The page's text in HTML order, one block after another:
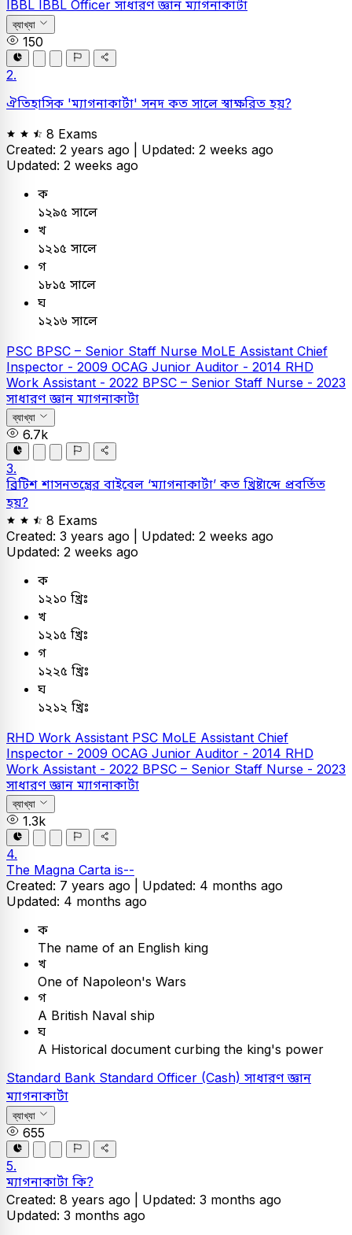
IBBL IBBL Officer সাধারণ জ্ঞান ম্যাগনাকার্টা
ব্যাখ্যা
150
2.
ঐতিহাসিক 'ম্যাগনাকার্টা' সনদ কত সালে স্বাক্ষরিত হয়?
8 Exams
Created: 2 years ago | Updated: 2 weeks ago
Updated: 2 weeks ago
ক
১২৯৫ সালে
খ
১২১৫ সালে
গ
১৮১৫ সালে
ঘ
১২১৬ সালে
PSC BPSC – Senior Staff Nurse MoLE Assistant Chief
Inspector - 2009 OCAG Junior Auditor - 2014 RHD
Work Assistant - 2022 BPSC – Senior Staff Nurse - 2023
সাধারণ জ্ঞান ম্যাগনাকার্টা
ব্যাখ্যা
6.7k
3.
ব্রিটিশ শাসনতন্ত্রের বাইবেল ‘ম্যাগনাকার্টা’ কত খ্রিষ্টাব্দে প্রবর্তিত
হয়?
8 Exams
Created: 3 years ago | Updated: 2 weeks ago
Updated: 2 weeks ago
ক
১২১০ খ্রিঃ
খ
১২১৫ খ্রিঃ
গ
১২২৫ খ্রিঃ
ঘ
১২১২ খ্রিঃ
RHD Work Assistant PSC MoLE Assistant Chief
Inspector - 2009 OCAG Junior Auditor - 2014 RHD
Work Assistant - 2022 BPSC – Senior Staff Nurse - 2023
সাধারণ জ্ঞান ম্যাগনাকার্টা
ব্যাখ্যা
1.3k
4.
The Magna Carta is--
Created: 7 years ago | Updated: 4 months ago
Updated: 4 months ago
ক
The name of an English king
খ
One of Napoleon's Wars
গ
A British Naval ship
ঘ
A Historical document curbing the king's power
Standard Bank Standard Officer (Cash) সাধারণ জ্ঞান
ম্যাগনাকার্টা
ব্যাখ্যা
655
5.
ম্যাগনাকার্টা কি?
Created: 8 years ago | Updated: 3 months ago
Updated: 3 months ago